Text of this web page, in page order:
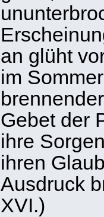
an glüht
im
Gebet der
ihre
ihren
Ausdruck
XVI.)